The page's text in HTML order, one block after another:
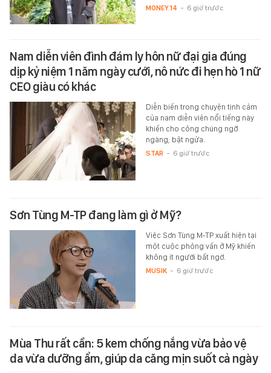
MONEY.14 - 6 giờ trước
Nam diễn viên đình đám ly hôn nữ đại gia đúng
dịp kỷ niệm 1 năm ngày cưới, nô nức đi hẹn hò 1 nữ
CEO giàu có khác
Diễn biến trong chuyện tình cảm
của nam diễn viên nổi tiếng này
khiến cho công chúng ngỡ
ngàng, bật ngửa.
STAR - 6 giờ trước
Sơn Tùng M-TP đang làm gì ở Mỹ?
Việc Sơn Tùng M-TP xuất hiện tại
một cuộc phỏng vấn ở Mỹ khiến
không ít người bất ngờ.
MUSIK - 6 giờ trước
Mùa Thu rất cần: 5 kem chống nắng vừa bảo vệ
da vừa dưỡng ẩm, giúp da căng mịn suốt cả ngày